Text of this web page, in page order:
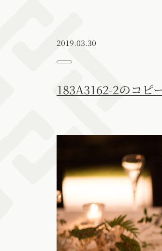
2019.03.30
183A3162-2のコピ